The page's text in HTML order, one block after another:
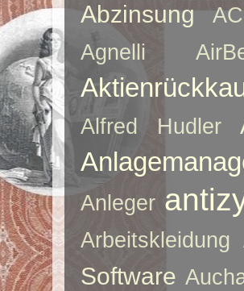
Abzinsung
Agnelli
Alfred Hudler
Anleger
Arbeitskleidung
Software